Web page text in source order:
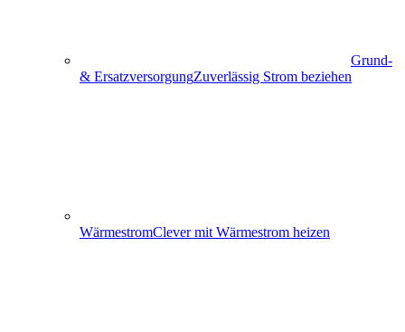
Grund-
& ErsatzversorgungZuverlässig Strom beziehen
WärmestromClever mit Wärmestrom heizen